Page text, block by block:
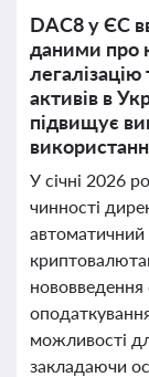
DAC8 у ЄС
даними про
активів в
підвищує
У січні 2026
чинності
автоматичний
нововведення
можливості
закладаючи